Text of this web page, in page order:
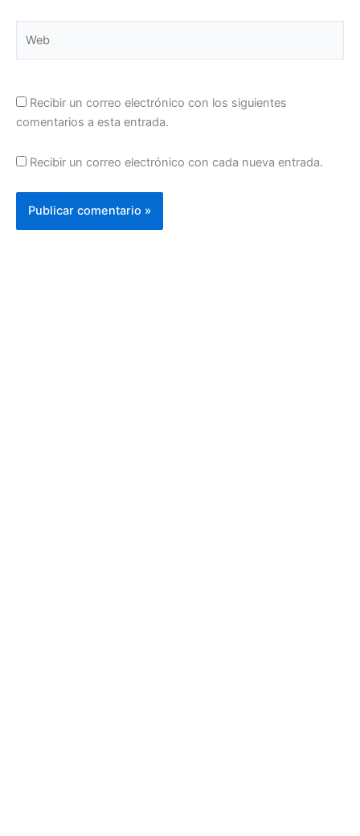
Recibir un correo electrónico con los siguientes
comentarios a esta entrada.
Recibir un correo electrónico con cada nueva entrada.